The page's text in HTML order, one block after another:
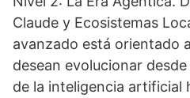
Claude y Ecosistemas
avanzado está orientado
desean evolucionar
de la inteligencia artificial